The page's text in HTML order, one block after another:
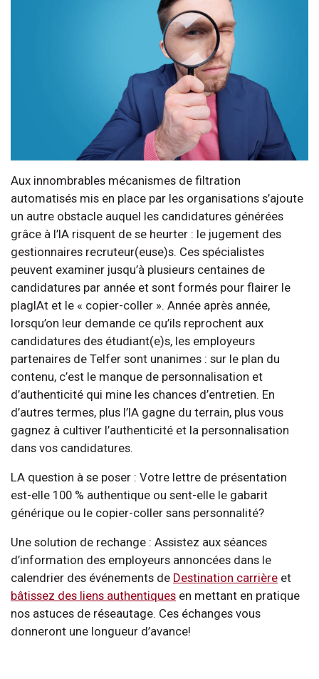
Aux innombrables mécanismes de filtration
automatisés mis en place par les organisations s’ajoute
un autre obstacle auquel les candidatures générées
grâce à l’IA risquent de se heurter : le jugement des
gestionnaires recruteur(euse)s. Ces spécialistes
peuvent examiner jusqu’à plusieurs centaines de
candidatures par année et sont formés pour flairer le
plagIAt et le « copier-coller ». Année après année,
lorsqu’on leur demande ce qu’ils reprochent aux
candidatures des étudiant(e)s, les employeurs
partenaires de Telfer sont unanimes : sur le plan du
contenu, c’est le manque de personnalisation et
d’authenticité qui mine les chances d’entretien. En
d’autres termes, plus l’IA gagne du terrain, plus vous
gagnez à cultiver l’authenticité et la personnalisation
dans vos candidatures.
LA question à se poser : Votre lettre de présentation
est-elle 100 % authentique ou sent-elle le gabarit
générique ou le copier-coller sans personnalité?
Une solution de rechange : Assistez aux séances
d’information des employeurs annoncées dans le
calendrier des événements de Destination carrière et
bâtissez des liens authentiques en mettant en pratique
nos astuces de réseautage. Ces échanges vous
donneront une longueur d’avance!